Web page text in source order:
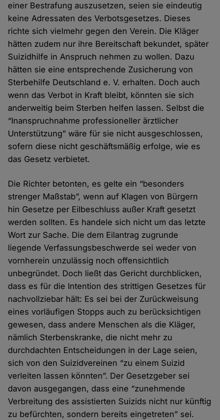
einer Bestrafung auszusetzen, seien sie eindeutig
keine Adressaten des Verbotsgesetzes. Dieses
richte sich vielmehr gegen den Verein. Die Kläger
hätten zudem nur ihre Bereitschaft bekundet, später
Suizidhilfe in Anspruch nehmen zu wollen. Dazu
hätten sie eine entsprechende Zusicherung von
Sterbehilfe Deutschland e. V. erhalten. Doch auch
wenn das Verbot in Kraft bleibt, könnten sie sich
anderweitig beim Sterben helfen lassen. Selbst die
“Inanspruchnahme professioneller ärztlicher
Unterstützung” wäre für sie nicht ausgeschlossen,
sofern diese nicht geschäftsmäßig erfolge, wie es
das Gesetz verbietet.
Die Richter betonten, es gelte ein “besonders
strenger Maßstab”, wenn auf Klagen von Bürgern
hin Gesetze per Eilbeschluss außer Kraft gesetzt
werden sollten. Es handele sich nicht um das letzte
Wort zur Sache. Die dem Eilantrag zugrunde
liegende Verfassungsbeschwerde sei weder von
vornherein unzulässig noch offensichtlich
unbegründet. Doch ließt das Gericht durchblicken,
dass es für die Intention des strittigen Gesetzes für
nachvollziebar hält: Es sei bei der Zurückweisung
eines vorläufigen Stopps auch zu berücksichtigen
gewesen, dass andere Menschen als die Kläger,
nämlich Sterbenskranke, die nicht mehr zu
durchdachten Entscheidungen in der Lage seien,
sich von den Suizidvereinen “zu einem Suizid
verleiten lassen könnten”. Der Gesetzgeber sei
davon ausgegangen, dass eine “zunehmende
Verbreitung des assistierten Suizids nicht nur künftig
zu befürchten, sondern bereits eingetreten” sei.